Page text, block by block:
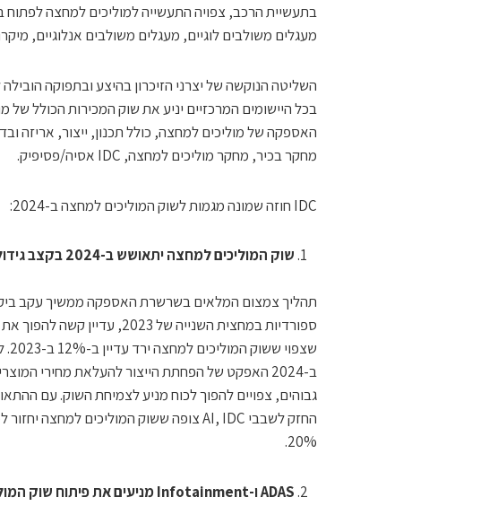
בתעשיית הרכב, צפויה התעשייה למוליכים למחצה
מעגלים משולבים לוגיים, מעגלים משולבים אנלוגיים,
מחקר בכיר, מחקר מוליכים למחצה, IDC אסיה/פסיפיק.
IDC חוזה שמונה מגמות לשוק המוליכים למחצה ב-2024:
שוק המוליכים למחצה יתאושש ב-2024 בקצב גידול שנתי של 20%
תהליך צמצום המלאים בשרשרת האספקה ממשיך עקב
גבוהים, צפויים להפוך לכוח מניע לצמיחת השוק. עם
20%.
ADAS ו-Infotainment מניעים את פיתוח שוק המוליכים למחצה בתעשיית הרכב